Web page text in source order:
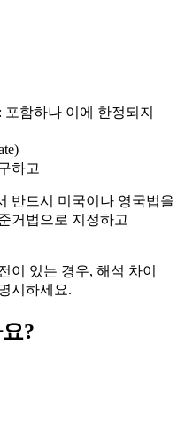
포함하나 이에 한정되지
하고
반드시 미국이나 영국법을
거법으로 지정하고
이 있는 경우, 해석 차이
시하세요.
?